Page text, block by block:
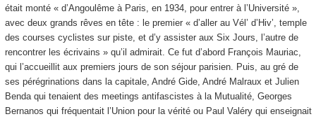
était monté « d’Angoulême à Paris, en 1934, pour entrer à l’Université »,
avec deux grands rêves en tête : le premier « d’aller au Vél’ d’Hiv’, temple
des courses cyclistes sur piste, et d’y assister aux Six Jours, l’autre de
rencontrer les écrivains » qu’il admirait. Ce fut d’abord François Mauriac,
qui l’accueillit aux premiers jours de son séjour parisien. Puis, au gré de
ses pérégrinations dans la capitale, André Gide, André Malraux et Julien
Benda qui tenaient des meetings antifascistes à la Mutualité, Georges
Bernanos qui fréquentait l’Union pour la vérité ou Paul Valéry qui enseignait